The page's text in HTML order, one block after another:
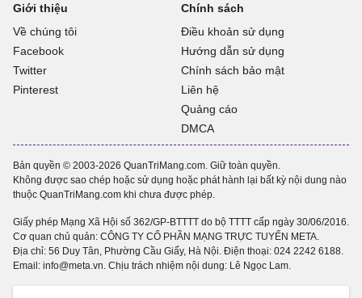
Giới thiệu
Về chúng tôi
Facebook
Twitter
Pinterest
Chính sách
Điều khoản sử dụng
Hướng dẫn sử dụng
Chính sách bảo mật
Liên hệ
Quảng cáo
DMCA
Bản quyền © 2003-2026 QuanTriMang.com. Giữ toàn quyền.
Không được sao chép hoặc sử dụng hoặc phát hành lại bất kỳ nội dung nào
thuộc QuanTriMang.com khi chưa được phép.
Giấy phép Mạng Xã Hội số 362/GP-BTTTT do bộ TTTT cấp ngày 30/06/2016.
Cơ quan chủ quản: CÔNG TY CỔ PHẦN MẠNG TRỰC TUYẾN META.
Địa chỉ: 56 Duy Tân, Phường Cầu Giấy, Hà Nội. Điện thoại: 024 2242 6188.
Email: info@meta.vn. Chịu trách nhiệm nội dung: Lê Ngọc Lam.